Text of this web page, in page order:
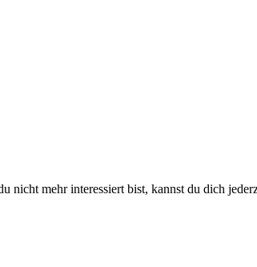
mehr interessiert bist, kannst du dich